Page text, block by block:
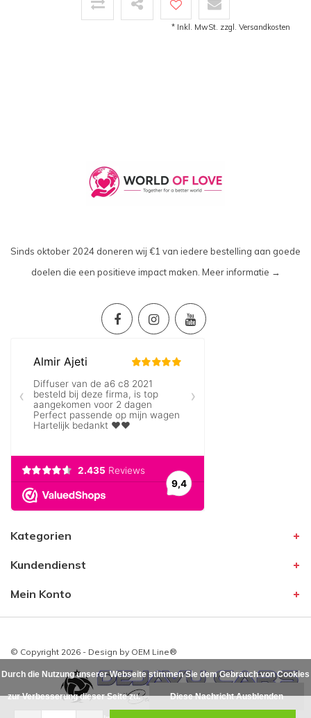
* Inkl. MwSt. zzgl. Versandkosten
Sinds oktober 2024 doneren wij €1 van iedere bestelling aan goede
doelen die een positieve impact maken. Meer informatie →
Kategorien
Kundendienst
Mein Konto
© Copyright 2026 - Design by OEM Line®
Durch die Nutzung unserer Webseite stimmen Sie dem Gebrauch von Cookies
zur Verbesserung dieser Seite zu. Diese Nachricht Ausblenden